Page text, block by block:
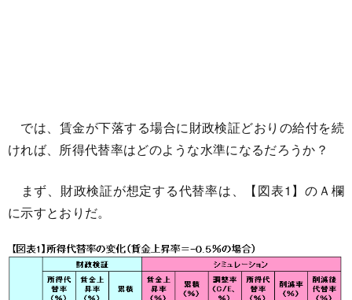
では、賃金が下落する場合に財政検証どおりの給付を続
ければ、所得代替率はどのような水準になるだろうか？
まず、財政検証が想定する代替率は、【図表1】のＡ欄
に示すとおりだ。